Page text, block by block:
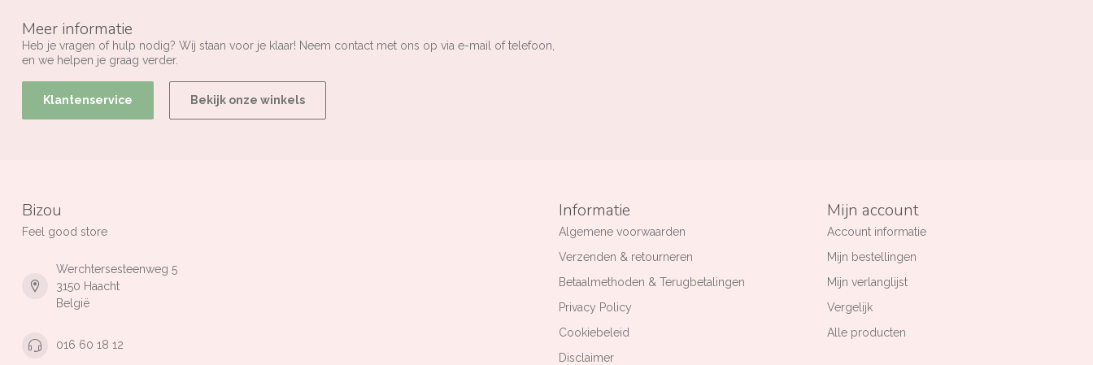
Meer informatie
Heb je vragen of hulp nodig? Wij staan voor je klaar! Neem contact met ons op via e-mail of telefoon,
en we helpen je graag verder.
Klantenservice Bekijk onze winkels
Bizou
Feel good store
Werchtersesteenweg 5
3150 Haacht
België
016 60 18 12
Informatie
Algemene voorwaarden
Verzenden & retourneren
Betaalmethoden & Terugbetalingen
Privacy Policy
Cookiebeleid
Disclaimer
Mijn account
Account informatie
Mijn bestellingen
Mijn verlanglijst
Vergelijk
Alle producten